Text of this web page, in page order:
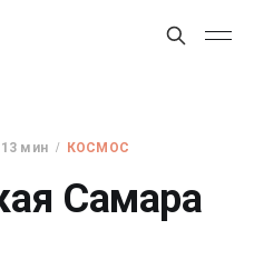
13 мин КОСМОС
Самара